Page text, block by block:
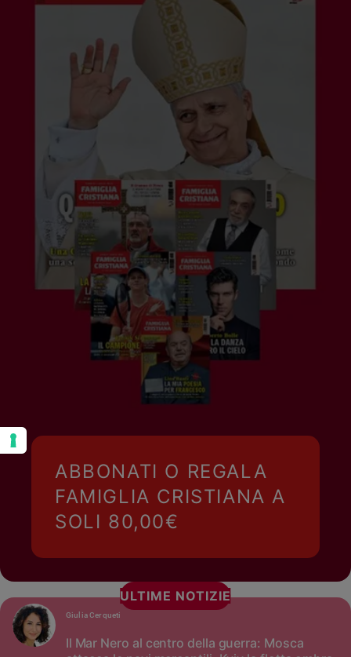
ABBONATI O REGALA
FAMIGLIA CRISTIANA A
SOLI 80,00€
ULTIME NOTIZIE
Il Mar Nero al centro della guerra: Mosca
Giulia Cerqueti